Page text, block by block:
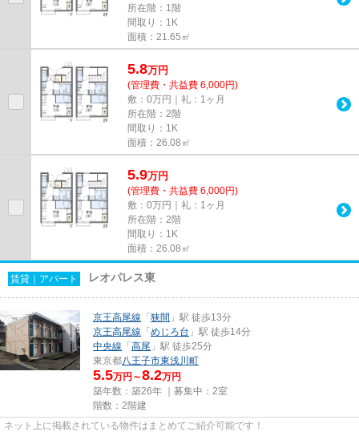
所在階：1階
間取り：1K
面積：21.65㎡
5.8万円
(管理費・共益費 6,000円)
敷：0万円｜礼：1ヶ月
所在階：2階
間取り：1K
面積：26.08㎡
5.9万円
(管理費・共益費 6,000円)
敷：0万円｜礼：1ヶ月
所在階：2階
間取り：1K
面積：26.08㎡
賃貸｜アパート レオパレス東
京王高尾線 「狭間 」駅 徒歩13分
京王高尾線 「めじろ台 」駅 徒歩14分
中央線 「高尾 」駅 徒歩25分
東京都八王子市東浅川町
5.5万円～8.2万円
築年数：築26年 ｜募集中： 2室
階数：2階建
ネット上に掲載されている物件はまとめてご紹介可能です！